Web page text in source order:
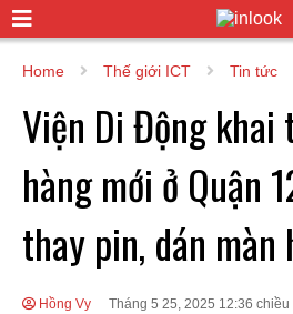
Home Thế giới ICT Tin tức
Viện Di Động khai
hàng mới ở Quận
thay pin, dán màn
Hồng Vy Tháng 5 25, 2025 12:36 chiều